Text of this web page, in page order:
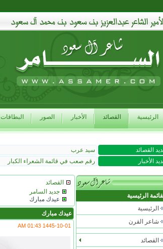
الرئيسية القصائد الأخبار الصور البطاقات
القصائد
سيد عرب
الأخبار
رقم صعب في قائمة الشعراء الكبار
الرئيسية
الرئيسية
شاعر القرن
القصائد
القصائد
جديد السامر
عيدك مبارك
عيدك مبارك
1445-10-01 01:43 AM